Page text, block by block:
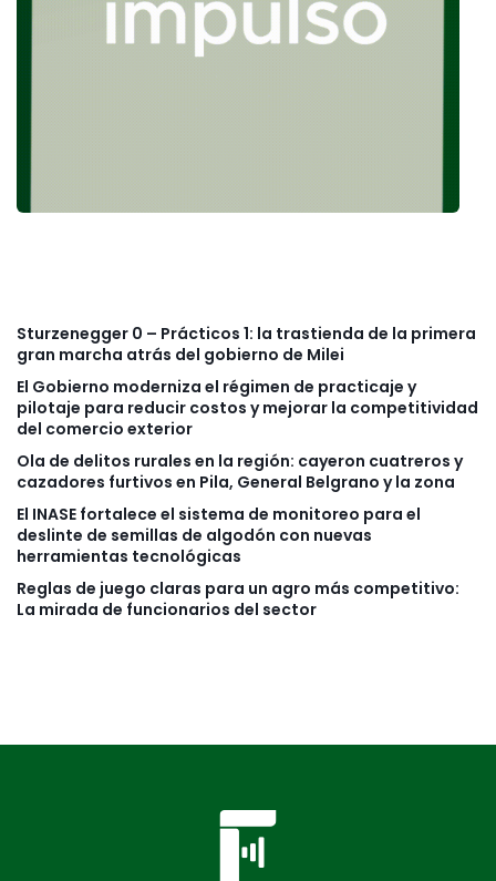
Sturzenegger 0 – Prácticos 1: la trastienda de la primera
gran marcha atrás del gobierno de Milei
El Gobierno moderniza el régimen de practicaje y
pilotaje para reducir costos y mejorar la competitividad
del comercio exterior
Ola de delitos rurales en la región: cayeron cuatreros y
cazadores furtivos en Pila, General Belgrano y la zona
El INASE fortalece el sistema de monitoreo para el
deslinte de semillas de algodón con nuevas
herramientas tecnológicas
Reglas de juego claras para un agro más competitivo:
La mirada de funcionarios del sector